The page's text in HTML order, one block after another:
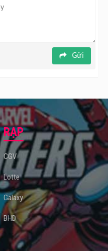
Gửi
RẠP
CGV
Lotte
Galaxy
BHD